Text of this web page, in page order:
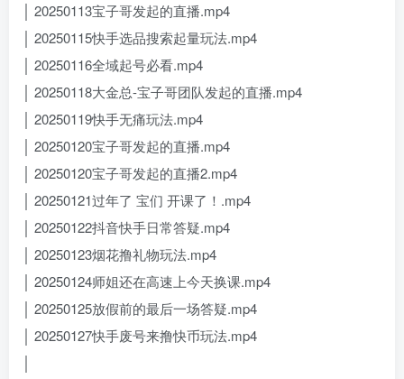
│ 20250113宝子哥发起的直播.mp4
│ 20250115快手选品搜索起量玩法.mp4
│ 20250116全域起号必看.mp4
│ 20250118大金总-宝子哥团队发起的直播.mp4
│ 20250119快手无痛玩法.mp4
│ 20250120宝子哥发起的直播.mp4
│ 20250120宝子哥发起的直播2.mp4
│ 20250121过年了 宝们 开课了！.mp4
│ 20250122抖音快手日常答疑.mp4
│ 20250123烟花撸礼物玩法.mp4
│ 20250124师姐还在高速上今天换课.mp4
│ 20250125放假前的最后一场答疑.mp4
│ 20250127快手废号来撸快币玩法.mp4